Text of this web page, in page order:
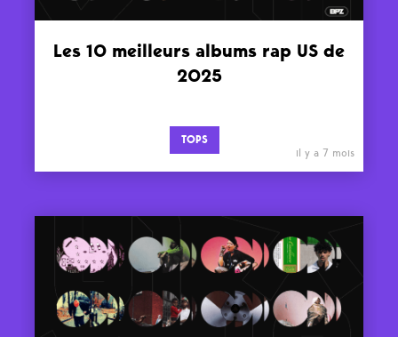
Les 10 meilleurs albums rap US de
2025
TOPS
il y a 7 mois